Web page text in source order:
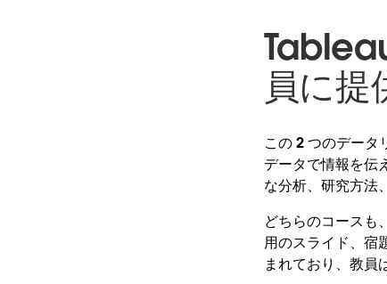
員に提
この 2 つのデータ
データで情報を伝
な分析、研究方法
どちらのコースも
用のスライド、宿
まれており、教員